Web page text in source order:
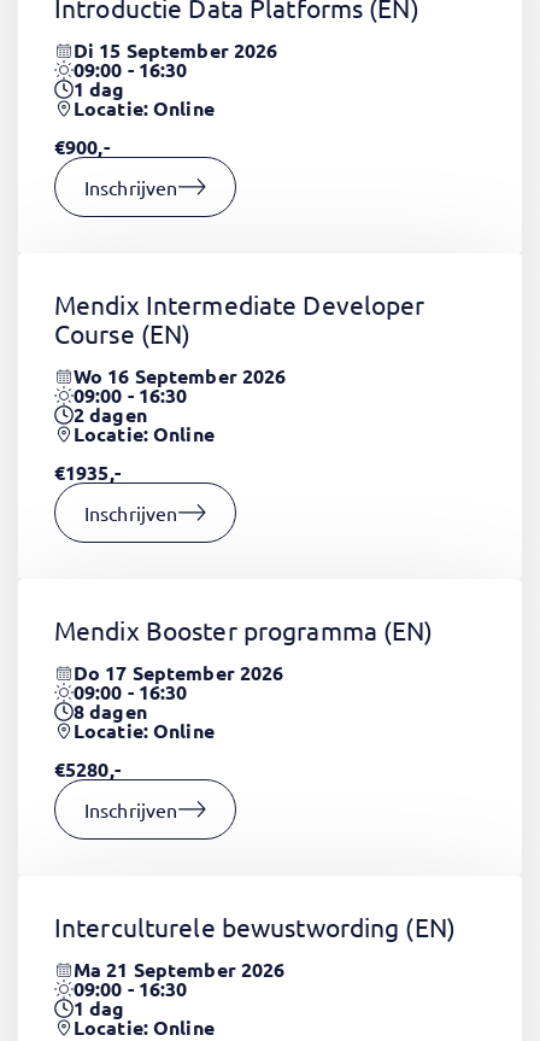
Introductie Data Platforms (EN)
Di 15 September 2026
09:00 - 16:30
1dag
Locatie: Online
€900,-
Inschrijven
Mendix Intermediate Developer
Course (EN)
Wo 16 September 2026
09:00 - 16:30
2dagen
Locatie: Online
€1935,-
Inschrijven
Mendix Booster programma (EN)
Do 17 September 2026
09:00 - 16:30
8dagen
Locatie: Online
€5280,-
Inschrijven
Interculturele bewustwording (EN)
Ma 21 September 2026
09:00 - 16:30
1dag
Locatie: Online